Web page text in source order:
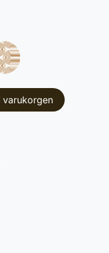
varukorgen